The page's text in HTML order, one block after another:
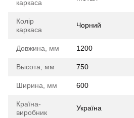
каркаса
Колір
каркаса
Чорний
Довжина, мм 1200
Высота, мм 750
Ширина, мм 600
Країна-
виробник
Україна